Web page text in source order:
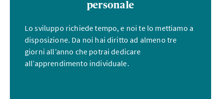
personale
Lo sviluppo richiede tempo, e noi te lo mettiamo a
disposizione. Da noi hai diritto ad almeno tre
giorni all’anno che potrai dedicare
all’apprendimento individuale.